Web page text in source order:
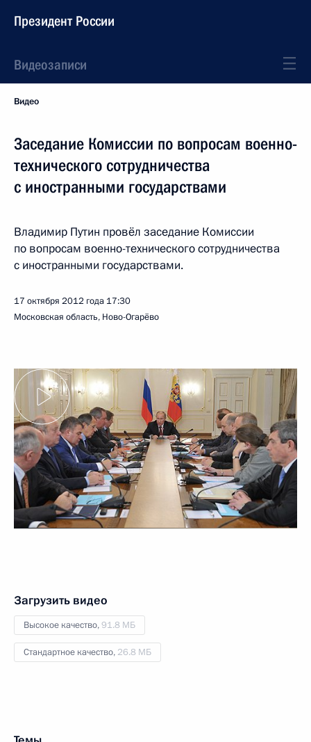
Президент России
Видеозаписи
Видео
Заседание Комиссии по вопросам военно-
технического сотрудничества
с иностранными государствами
Владимир Путин провёл заседание Комиссии
по вопросам военно-технического сотрудничества
с иностранными государствами.
17 октября 2012 года 17:30
Московская область, Ново-Огарёво
Загрузить видео
Высокое качество,91.8 МБ
Стандартное качество, 26.8 МБ